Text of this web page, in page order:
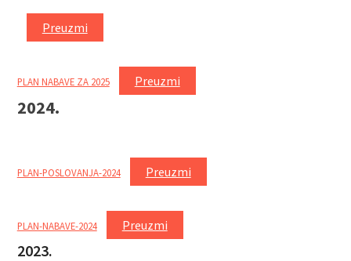
Preuzmi
PLAN NABAVE ZA 2025 Preuzmi
2024.
PLAN-POSLOVANJA-2024 Preuzmi
PLAN-NABAVE-2024 Preuzmi
2023.